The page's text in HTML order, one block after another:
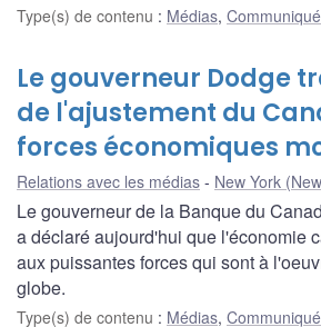
Type(s) de contenu : Médias,
Le gouverneur Dodge
de l'ajustement du
forces économiques
Relations avec les médias New York
Le gouverneur de la Banque du
a déclaré aujourd'hui que l'économie
aux puissantes forces qui sont à
globe.
Type(s) de contenu : Médias,